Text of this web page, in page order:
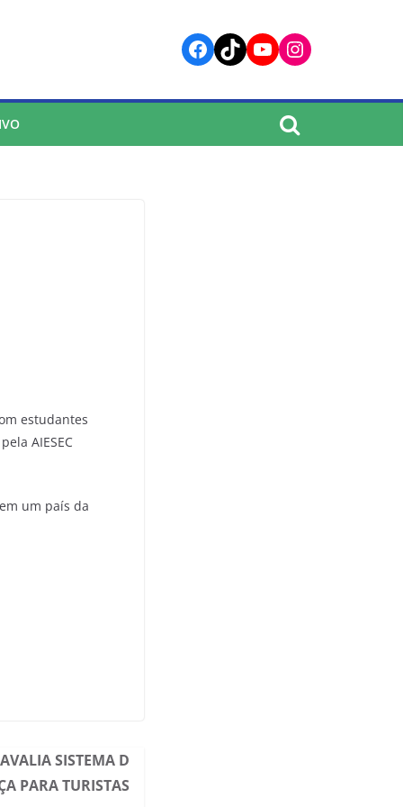
Facebook
TikTokYouTube
Instagram
estudantes
AIESEC
um país da
SISTEMA D
PARA TURISTAS